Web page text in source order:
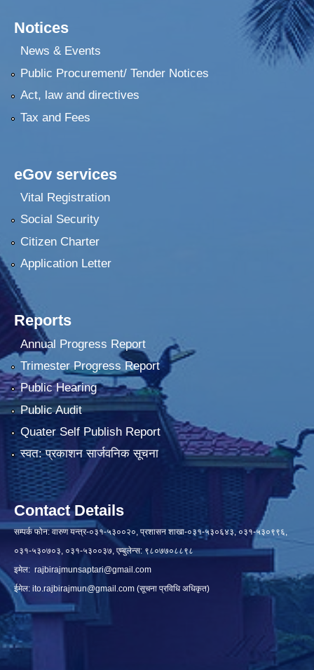
Notices
News & Events
Public Procurement/ Tender Notices
Act, law and directives
Tax and Fees
eGov services
Vital Registration
Social Security
Citizen Charter
Application Letter
Reports
Annual Progress Report
Trimester Progress Report
Public Hearing
Public Audit
Quater Self Publish Report
स्वत: प्रकाशन सार्जवनिक सूचना
Contact Details
सम्पर्क फोन: वारुण यन्त्र-०३१-५३००२०, प्रशासन शाखा-०३१-५३०६४३, ०३१-५३०९९६,
०३१-५३०७०३, ०३१-५३००३७, एम्बुलेन्स: ९८०७७०८८९८
इमेल: rajbirajmunsaptari@gmail.com
ईमेल: ito.rajbirajmun@gmail.com (सूचना प्रविधि अधिकृत)